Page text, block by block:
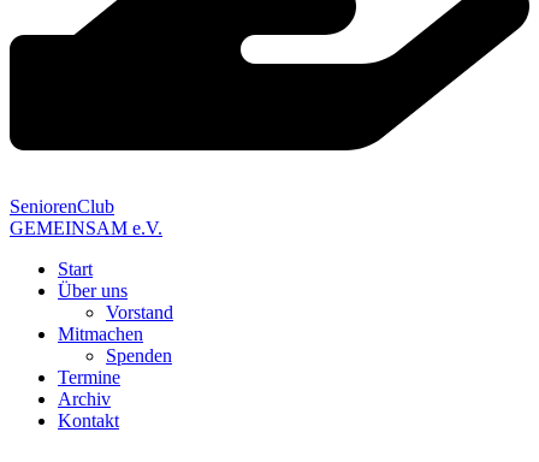
SeniorenClub
GEMEINSAM e.V.
Start
Über uns
Vorstand
Mitmachen
Spenden
Termine
Archiv
Kontakt